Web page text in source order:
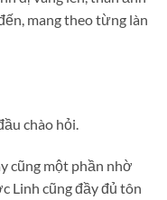
mang theo từng làn
chào hỏi.
cũng một phần nhờ
Linh cũng đầy đủ tôn